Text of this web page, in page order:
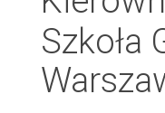
Szkoła